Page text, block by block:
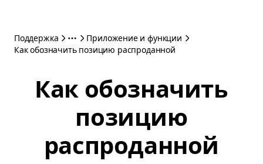
Поддержка
Приложение и функции
Как обозначить позицию распроданной
Как обозначить
позицию
распроданной